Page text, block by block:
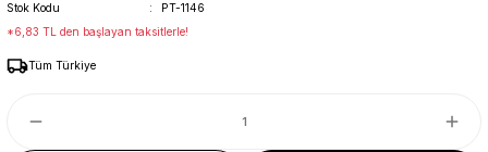
Stok Kodu
PT-1146
*6,83 TL den başlayan taksitlerle!
Tüm Türkiye